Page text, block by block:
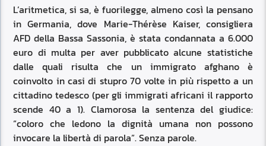
L’aritmetica, si sa, è fuorilegge, almeno così la pensano
in Germania, dove Marie-Thérèse Kaiser, consigliera
AFD della Bassa Sassonia, è stata condannata a 6.000
euro di multa per aver pubblicato alcune statistiche
dalle quali risulta che un immigrato afghano è
coinvolto in casi di stupro 70 volte in più rispetto a un
cittadino tedesco (per gli immigrati africani il rapporto
scende 40 a 1). Clamorosa la sentenza del giudice:
“coloro che ledono la dignità umana non possono
invocare la libertà di parola”. Senza parole.